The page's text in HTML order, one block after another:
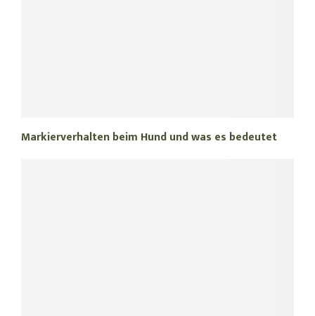
Markierverhalten beim Hund und was es bedeutet